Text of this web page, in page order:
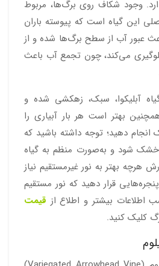
وجود شکاف‌ روی برگ‌ها، مربوط
این گیاه است که پیوسته باران
عبور آب از سطح برگ‌ها شده و از
می‌کند، چون تجمع آب باعث
آبلیکوا، سبک، زهکشی شده و
بهتر است هر بار آبیاری را
دهید؛ توجه داشته باشید که
شود و به‌صورت منظم به گیاه
هرچه بهتر به نور غیرمستقیم نیاز
قرار دهید که نور مستقیم
اطلاعات بیشتر و اطلاع از قیمت
کلیک کنید.